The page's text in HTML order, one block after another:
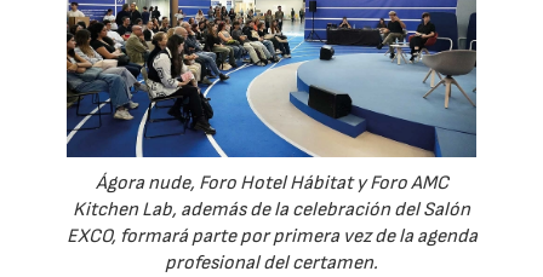
Ágora nude, Foro Hotel Hábitat y Foro AMC
Kitchen Lab, además de la celebración del Salón
EXCO, formará parte por primera vez de la agenda
profesional del certamen.